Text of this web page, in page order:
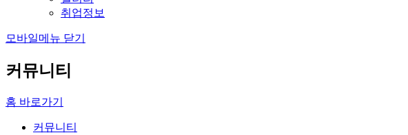
취업정보
모바일메뉴 닫기
커뮤니티
홈 바로가기
커뮤니티